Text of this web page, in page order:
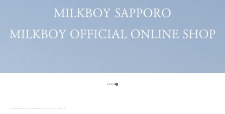
1234
------------------------